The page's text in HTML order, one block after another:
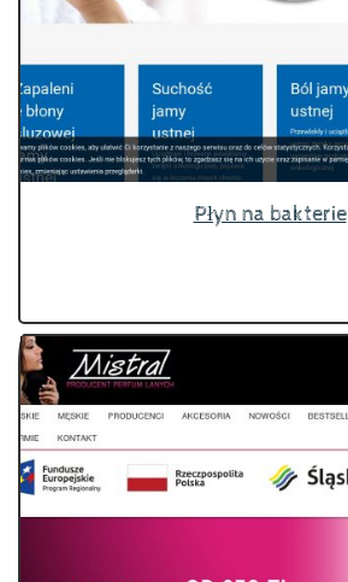
Płyn na bakterie